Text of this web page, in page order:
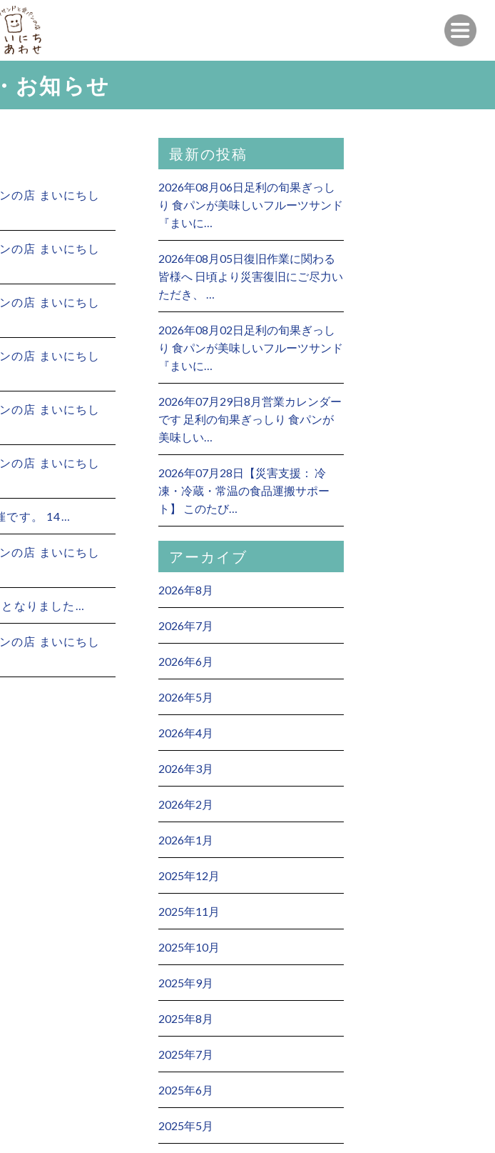
お知らせ
の店 まいにちし
の店 まいにちし
の店 まいにちし
の店 まいにちし
の店 まいにちし
の店 まいにちし
です。 14…
の店 まいにちし
なりました…
の店 まいにちし
最新の投稿
2026年08月06日足利の旬果ぎっし
り 食パンが美味しいフルーツサンド
『まいに…
2026年08月05日復旧作業に関わる
皆様へ 日頃より災害復旧にご尽力い
ただき、 …
2026年08月02日足利の旬果ぎっし
り 食パンが美味しいフルーツサンド
『まいに…
2026年07月29日8月営業カレンダー
です 足利の旬果ぎっしり 食パンが
美味しい…
2026年07月28日【災害支援： 冷
凍・冷蔵・常温の食品運搬サポー
ト】 このたび…
アーカイブ
2026年8月
2026年7月
2026年6月
2026年5月
2026年4月
2026年3月
2026年2月
2026年1月
2025年12月
2025年11月
2025年10月
2025年9月
2025年8月
2025年7月
2025年6月
2025年5月